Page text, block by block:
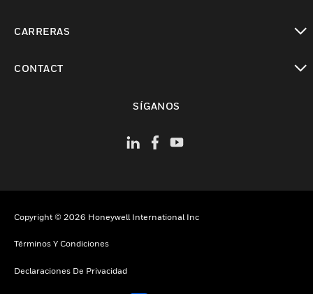
CARRERAS
CONTACT
SÍGANOS
Copyright © 2026 Honeywell International Inc
Términos Y Condiciones
Declaraciones De Privacidad